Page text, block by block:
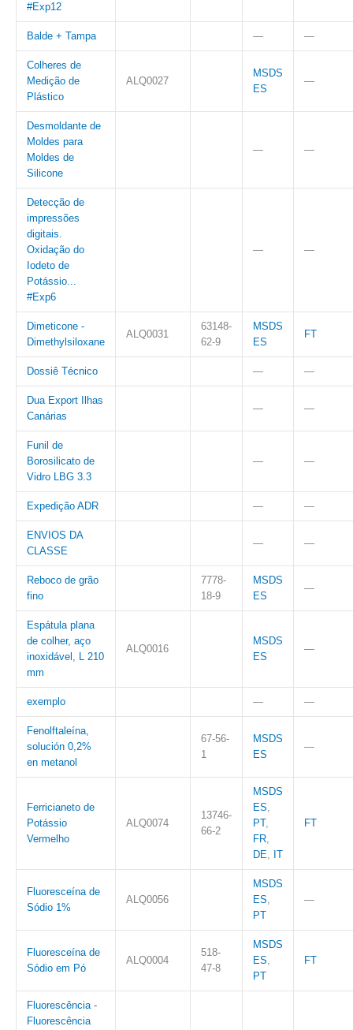
#Exp12
Balde + Tampa — —
Colheres de
Medição de
Plástico
ALQ0027
MSDS
ES
—
Desmoldante de
Moldes para
Moldes de
Silicone
— —
Detecção de
impressões
digitais.
Oxidação do
Iodeto de
Potássio...
#Exp6
— —
Dimeticone -
Dimethylsiloxane
ALQ0031
63148-
62-9
MSDS
ES
FT
Dossiê Técnico — —
Dua Export Ilhas
Canárias
— —
Funil de
Borosilicato de
Vidro LBG 3.3
— —
Expedição ADR — —
ENVIOS DA
CLASSE
— —
Reboco de grão
fino
7778-
18-9
MSDS
ES
—
Espátula plana
de colher, aço
inoxidável, L 210
mm
ALQ0016
MSDS
ES
—
exemplo — —
Fenolftaleína,
solución 0,2%
en metanol
67-56-
1
MSDS
ES
—
Ferricianeto de
Potássio
Vermelho
ALQ0074
13746-
66-2
MSDS
ES,
PT,
FR,
DE, IT
FT
Fluoresceína de
Sódio 1%
ALQ0056
MSDS
ES,
PT
—
Fluoresceína de
Sódio em Pó
ALQ0004
518-
47-8
MSDS
ES,
PT
FT
Fluorescência -
Fluorescência